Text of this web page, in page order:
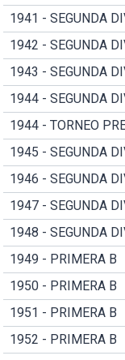
1941 - SEGUNDA
1942 - SEGUNDA
1943 - SEGUNDA
1944 - SEGUNDA
1944 - TORNEO
1945 - SEGUNDA
1946 - SEGUNDA
1947 - SEGUNDA
1948 - SEGUNDA
1949 - PRIMERA B
1950 - PRIMERA B
1951 - PRIMERA B
1952 - PRIMERA B